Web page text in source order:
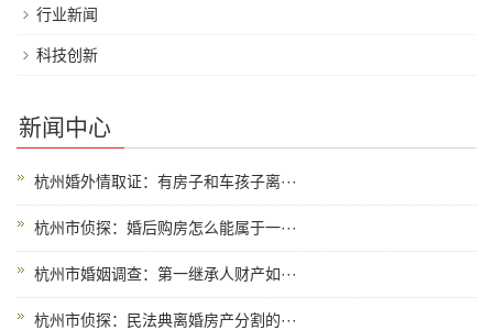
行业新闻
科技创新
新闻中心
杭州婚外情取证：有房子和车孩子离···
杭州市侦探：婚后购房怎么能属于一···
杭州市婚姻调查：第一继承人财产如···
杭州市侦探：民法典离婚房产分割的···